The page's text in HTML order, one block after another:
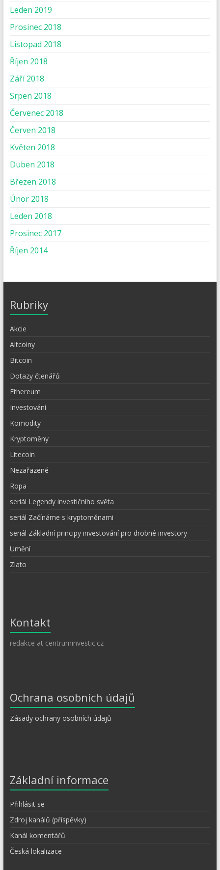
Leden 2019
Prosinec 2018
Listopad 2018
Říjen 2018
Září 2018
Srpen 2018
Červenec 2018
Červen 2018
Květen 2018
Duben 2018
Březen 2018
Únor 2018
Leden 2018
Prosinec 2017
Říjen 2014
Rubriky
Akcie
Altcoiny
Bitcoin
Dotazy čtenářů
Ethereum
Investování
Komodity
Kryptoměny
Litecoin
Nezařazené
Ropa
seriál Legendy investičního světa
seriál Začínáme s kryptoměnami
seriál Základní principy investování pro drobné investory
Umění
Zlato
Kontakt
redakce at centruminvestic.cz
Ochrana osobních údajů
Zásady ochrany osobních údajů
Základní informace
Přihlásit se
Zdroj kanálů (příspěvky)
Kanál komentářů
Česká lokalizace